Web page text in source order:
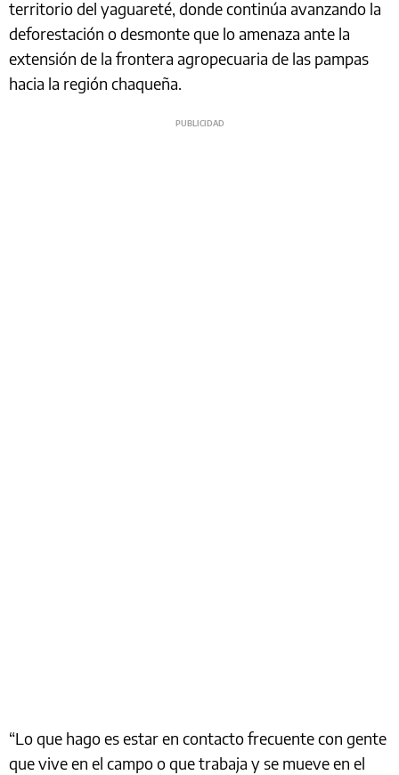
territorio del yaguareté, donde continúa avanzando la
deforestación o desmonte que lo amenaza ante la
extensión de la frontera agropecuaria de las pampas
hacia la región chaqueña.
“Lo que hago es estar en contacto frecuente con gente
que vive en el campo o que trabaja y se mueve en el